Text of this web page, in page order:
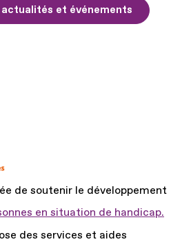
et événements
de soutenir le développement
en situation de handicap.
des services et aides